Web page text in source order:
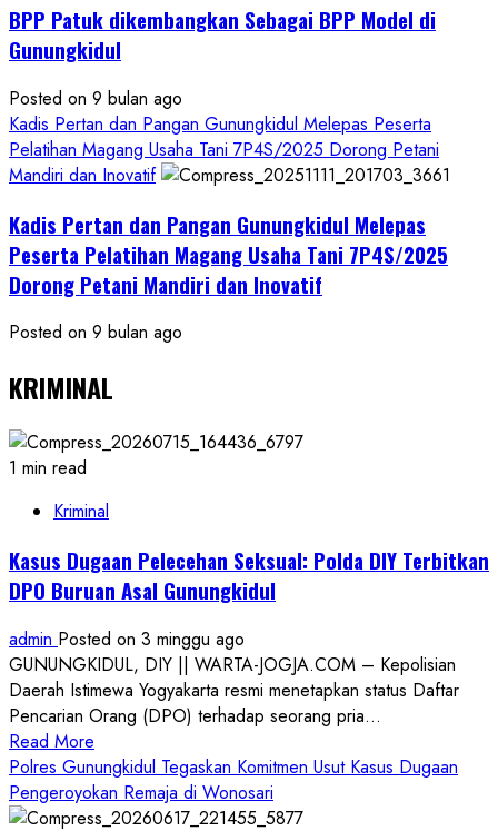
BPP Patuk dikembangkan Sebagai BPP Model di
Gunungkidul
Posted on 9 bulan ago
Kadis Pertan dan Pangan Gunungkidul Melepas Peserta
Pelatihan Magang Usaha Tani 7P4S/2025 Dorong Petani
Mandiri dan Inovatif
Kadis Pertan dan Pangan Gunungkidul Melepas
Peserta Pelatihan Magang Usaha Tani 7P4S/2025
Dorong Petani Mandiri dan Inovatif
Posted on 9 bulan ago
KRIMINAL
1 min read
Kriminal
Kasus Dugaan Pelecehan Seksual: Polda DIY Terbitkan
DPO Buruan Asal Gunungkidul
admin Posted on 3 minggu ago
GUNUNGKIDUL, DIY || WARTA-JOGJA.COM – Kepolisian
Daerah Istimewa Yogyakarta resmi menetapkan status Daftar
Pencarian Orang (DPO) terhadap seorang pria...
Read More
more
about
Kasus
Polres Gunungkidul Tegaskan Komitmen Usut Kasus Dugaan
Pengeroyokan Remaja di Wonosari